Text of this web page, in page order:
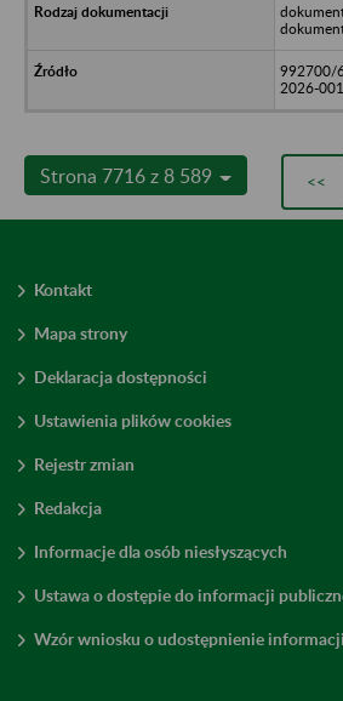
992700/
2026-
Strona 7716 z 8 589 <<
Kontakt
Mapa strony
Deklaracja dostępności
Ustawienia plików cookies
Rejestr zmian
Redakcja
Informacje dla osób niesłyszących
Ustawa o dostępie do informacji
Wzór wniosku o udostępnienie